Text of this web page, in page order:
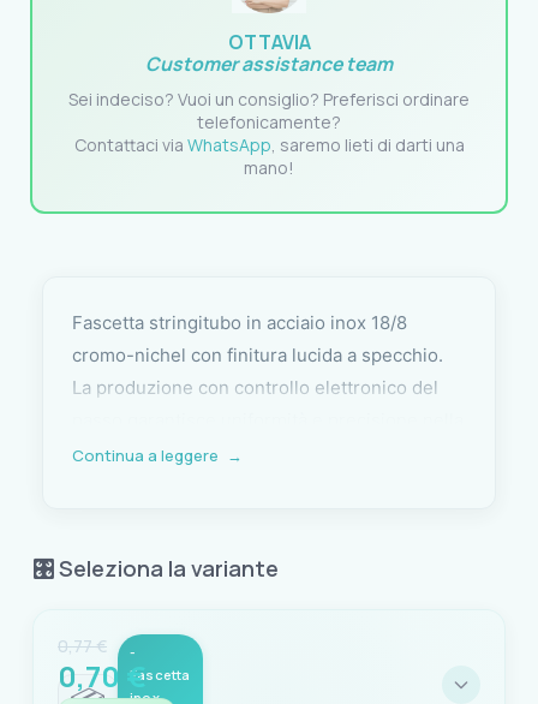
OTTAVIA
Customer assistance team
Sei indeciso? Vuoi un consiglio? Preferisci ordinare
telefonicamente?
Contattaci via WhatsApp, saremo lieti di darti una
mano!
Fascetta stringitubo in acciaio inox 18/8
cromo-nichel con finitura lucida a specchio.
La produzione con controllo elettronico del
vite di serraggio, eliminando il rischio di
dell'installatore. La vite esagonale è
stringifascetta, che consente un serraggio
preciso anche in spazi angusti.
Continua a leggere →
🎛️ Seleziona la variante
-
Fascetta
inox
0,77 €
0,70 €